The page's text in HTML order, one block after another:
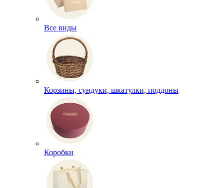
Все виды
Корзины, сундуки, шкатулки, поддоны
Коробки